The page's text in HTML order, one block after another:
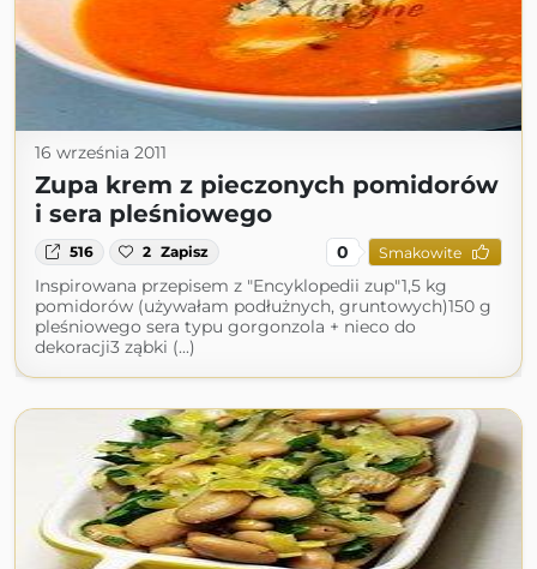
16 września 2011
Zupa krem z pieczonych pomidorów
i sera pleśniowego
516 2 Zapisz 0 Smakowite
Inspirowana przepisem z "Encyklopedii zup"1,5 kg
pomidorów (używałam podłużnych, gruntowych)150 g
pleśniowego sera typu gorgonzola + nieco do
dekoracji3 ząbki (...)